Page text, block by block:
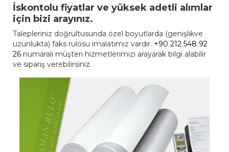
İskontolu fiyatlar ve yüksek adetli alımlar
için bizi arayınız.
Talepleriniz doğrultusunda özel boyutlarda (genişlikve
uzunlukta) faks rulosu imalatımız vardır. +90 212 548 92
26numaralı müşteri hizmetlerimizi arayarak bilgi alabilir
ve sipariş verebilirsiniz.